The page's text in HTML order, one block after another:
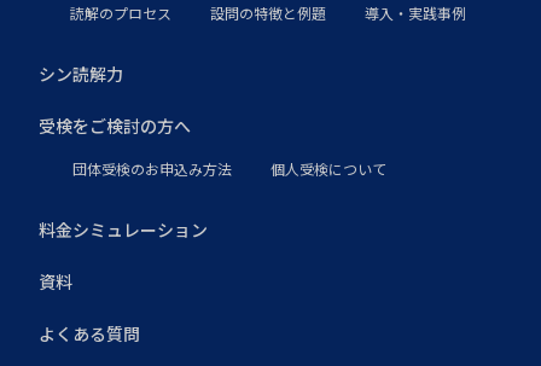
読解のプロセス 設問の特徴と例題 導入・実践事例
シン読解力
受検をご検討の方へ
団体受検のお申込み方法 個人受検について
料金シミュレーション
資料
よくある質問